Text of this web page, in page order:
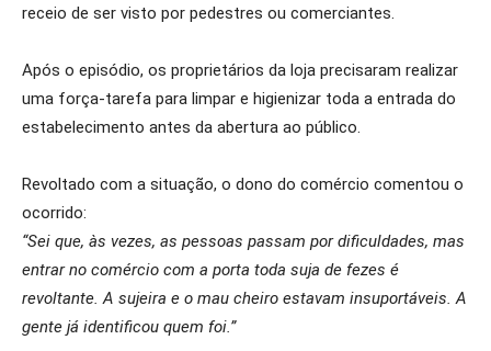
receio de ser visto por pedestres ou comerciantes.
Após o episódio, os proprietários da loja precisaram realizar
uma força-tarefa para limpar e higienizar toda a entrada do
estabelecimento antes da abertura ao público.
Revoltado com a situação, o dono do comércio comentou o
ocorrido:
“Sei que, às vezes, as pessoas passam por dificuldades, mas
entrar no comércio com a porta toda suja de fezes é
revoltante. A sujeira e o mau cheiro estavam insuportáveis. A
gente já identificou quem foi.”